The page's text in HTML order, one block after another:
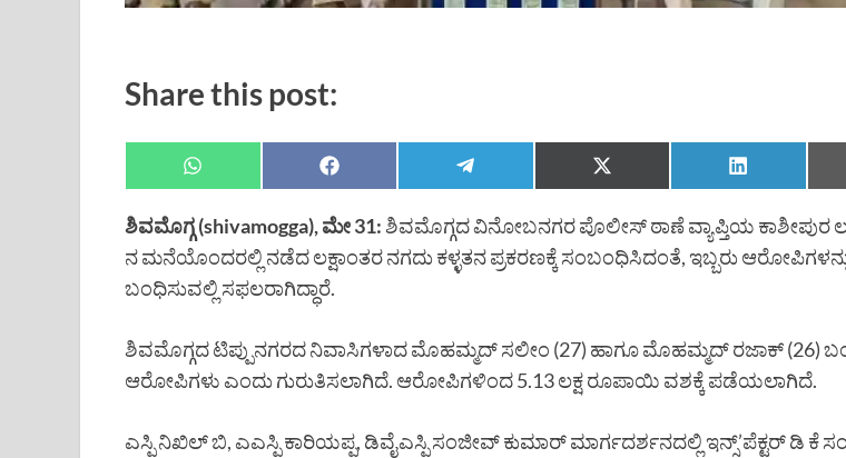
Share this post:
ಶಿವಮೊಗ್ಗ (shivamogga), ಮೇ 31:ಶಿವಮೊಗ್ಗದ ವಿನೋಬನಗರ ಪೊಲೀಸ್ ಠಾಣೆ ವ್ಯಾಪ್ತಿಯ ಕಾಶೀಪುರ
ನ ಮನೆಯೊಂದರಲ್ಲಿ ನಡೆದ ಲಕ್ಷಾಂತರ ನಗದು ಕಳ್ಳತನ ಪ್ರಕರಣಕ್ಕೆ ಸಂಬಂಧಿಸಿದಂತೆ, ಇಬ್ಬರು
ಬಂಧಿಸುವಲ್ಲಿ ಸಫಲರಾಗಿದ್ಧಾರೆ.
ಶಿವಮೊಗ್ಗದ ಟಿಪ್ಪುನಗರದ ನಿವಾಸಿಗಳಾದ ಮೊಹಮ್ಮದ್ ಸಲೀಂ (27) ಹಾಗೂ ಮೊಹಮ್ಮದ್ ರಜಾಕ್ (26)
ಆರೋಪಿಗಳು ಎಂದು ಗುರುತಿಸಲಾಗಿದೆ. ಆರೋಪಿಗಳಿಂದ 5.13 ಲಕ್ಷ ರೂಪಾಯಿ ವಶಕ್ಕೆ ಪಡೆಯಲಾಗಿದೆ.
ಎಸ್ಪಿ ನಿಖಿಲ್ ಬಿ, ಎಎಸ್ಪಿ ಕಾರಿಯಪ್ಪ, ಡಿವೈಎಸ್ಪಿ ಸಂಜೀವ್ ಕುಮಾರ್ ಮಾರ್ಗದರ್ಶನದಲ್ಲಿ ಇನ್ಸ್’ಪೆಕ್ಟರ್ ಡಿ ಕೆ